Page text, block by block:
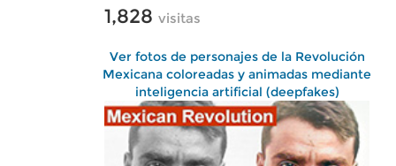
1,828 visitas
Ver fotos de personajes de la Revolución
Mexicana coloreadas y animadas mediante
inteligencia artificial (deepfakes)